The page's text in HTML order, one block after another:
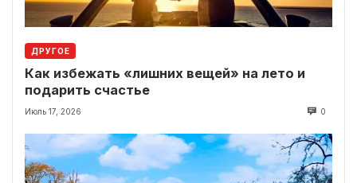
ДРУГОЕ
Как избежать «лишних вещей» на лето и
подарить счастье
Июль 17, 2026 0